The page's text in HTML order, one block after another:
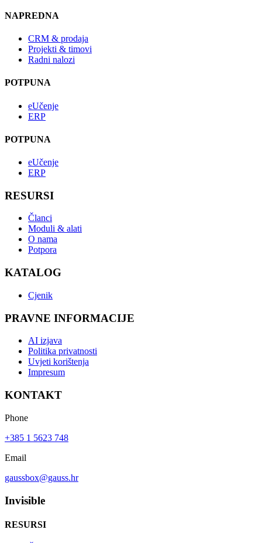
NAPREDNA
CRM & prodaja
Projekti & timovi
Radni nalozi
POTPUNA
eUčenje
ERP
POTPUNA
eUčenje
ERP
RESURSI
Članci
Moduli & alati
O nama
Potpora
KATALOG
Cjenik
PRAVNE INFORMACIJE
AI izjava
Politika privatnosti
Uvjeti korištenja
Impresum
KONTAKT
Phone
+385 1 5623 748
Email
gaussbox@gauss.hr
Invisible
RESURSI